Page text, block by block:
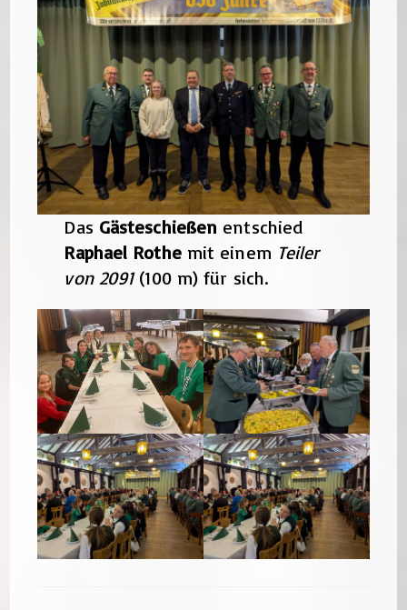
Das Gästeschießen entschied
Raphael Rothemit einem Teiler
von 2091(100 m) für sich.